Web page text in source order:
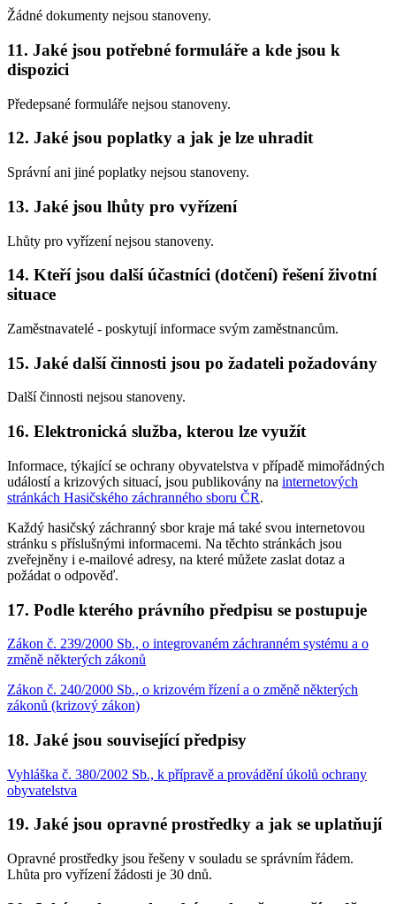
Žádné dokumenty nejsou stanoveny.
11. Jaké jsou potřebné formuláře a kde jsou k
dispozici
Předepsané formuláře nejsou stanoveny.
12. Jaké jsou poplatky a jak je lze uhradit
Správní ani jiné poplatky nejsou stanoveny.
13. Jaké jsou lhůty pro vyřízení
Lhůty pro vyřízení nejsou stanoveny.
14. Kteří jsou další účastníci (dotčení) řešení životní
situace
Zaměstnavatelé - poskytují informace svým zaměstnancům.
15. Jaké další činnosti jsou po žadateli požadovány
Další činnosti nejsou stanoveny.
16. Elektronická služba, kterou lze využít
Informace, týkající se ochrany obyvatelstva v případě mimořádných
událostí a krizových situací, jsou publikovány na internetových
stránkách Hasičského záchranného sboru ČR.
Každý hasičský záchranný sbor kraje má také svou internetovou
stránku s příslušnými informacemi. Na těchto stránkách jsou
zveřejněny i e-mailové adresy, na které můžete zaslat dotaz a
požádat o odpověď.
17. Podle kterého právního předpisu se postupuje
Zákon č. 239/2000 Sb., o integrovaném záchranném systému a o
změně některých zákonů
Zákon č. 240/2000 Sb., o krizovém řízení a o změně některých
zákonů (krizový zákon)
18. Jaké jsou související předpisy
Vyhláška č. 380/2002 Sb., k přípravě a provádění úkolů ochrany
obyvatelstva
19. Jaké jsou opravné prostředky a jak se uplatňují
Opravné prostředky jsou řešeny v souladu se správním řádem.
Lhůta pro vyřízení žádosti je 30 dnů.